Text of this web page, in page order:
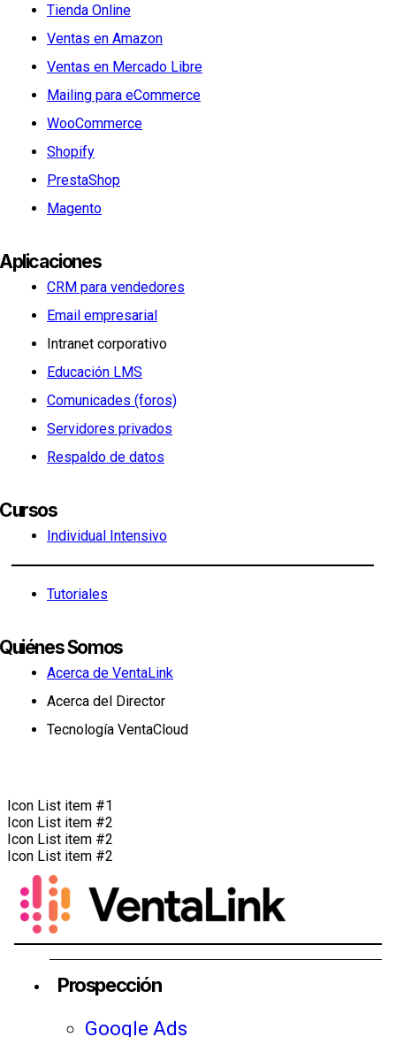
Tienda Online
Ventas en Amazon
Ventas en Mercado Libre
Mailing para eCommerce
WooCommerce
Shopify
PrestaShop
Magento
Aplicaciones
CRM para vendedores
Email empresarial
Intranet corporativo
Educación LMS
Comunicades (foros)
Servidores privados
Respaldo de datos
Cursos
Individual Intensivo
Tutoriales
Quiénes Somos
Acerca de VentaLink
Acerca del Director
Tecnología VentaCloud
Icon List item #1
Icon List item #2
Icon List item #2
Icon List item #2
Prospección
Google Ads